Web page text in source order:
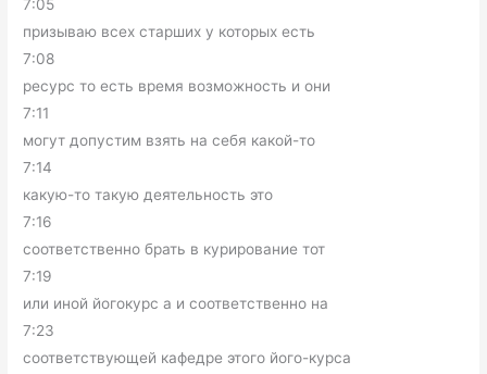
7:05
призываю всех старших у которых есть
7:08
ресурс то есть время возможность и они
7:11
могут допустим взять на себя какой-то
7:14
какую-то такую деятельность это
7:16
соответственно брать в курирование тот
7:19
или иной йогокурс а и соответственно на
7:23
соответствующей кафедре этого його-курса